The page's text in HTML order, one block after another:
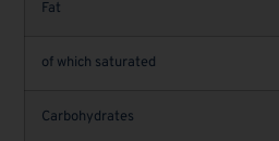
Fat
of which saturated
Carbohydrates